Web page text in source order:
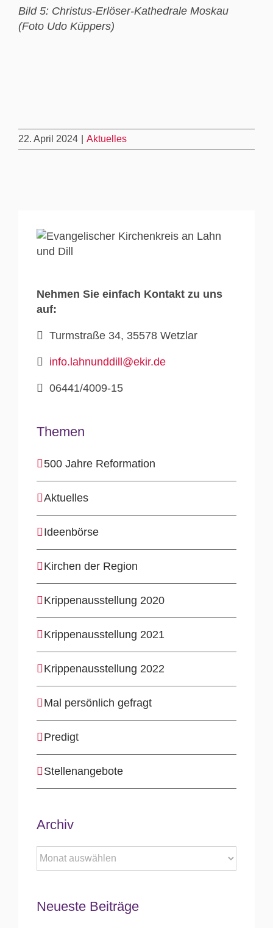
Bild 5: Christus-Erlöser-Kathedrale Moskau
(Foto Udo Küppers)
22. April 2024 Aktuelles
Nehmen Sie einfach Kontakt zu uns
auf:
Turmstraße 34, 35578 Wetzlar
info.lahnunddill@ekir.de
06441/4009-15
Themen
500 Jahre Reformation
Aktuelles
Ideenbörse
Kirchen der Region
Krippenausstellung 2020
Krippenausstellung 2021
Krippenausstellung 2022
Mal persönlich gefragt
Predigt
Stellenangebote
Archiv
Archiv
Neueste Beiträge